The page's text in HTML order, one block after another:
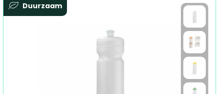
Duurzaam